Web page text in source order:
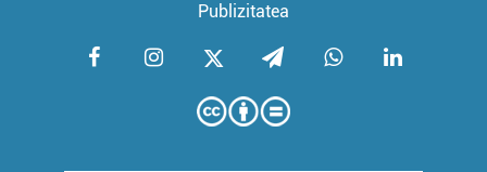
Publizitatea